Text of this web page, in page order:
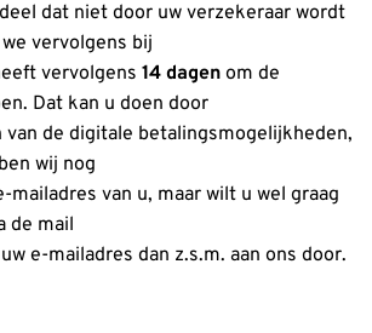
dat niet door uw verzekeraar wordt
vervolgens bij
vervolgens 14 dagen om de
Dat kan u doen door
de digitale betalingsmogelijkheden,
wij nog
mailadres van u, maar wilt u wel graag
de mail
e-mailadres dan z.s.m. aan ons door.